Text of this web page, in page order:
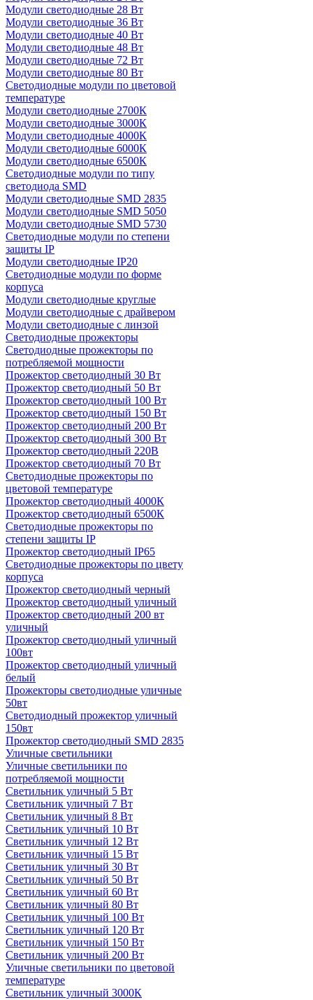
Модули светодиодные 28 Вт
Модули светодиодные 36 Вт
Модули светодиодные 40 Вт
Модули светодиодные 48 Вт
Модули светодиодные 72 Вт
Модули светодиодные 80 Вт
Светодиодные модули по цветовой
температуре
Модули светодиодные 2700К
Модули светодиодные 3000К
Модули светодиодные 4000К
Модули светодиодные 6000К
Модули светодиодные 6500К
Светодиодные модули по типу
светодиода SMD
Модули светодиодные SMD 2835
Модули светодиодные SMD 5050
Модули светодиодные SMD 5730
Светодиодные модули по степени
защиты IP
Модули светодиодные IP20
Светодиодные модули по форме
корпуса
Модули светодиодные круглые
Модули светодиодные с драйвером
Модули светодиодные с линзой
Светодиодные прожекторы
Светодиодные прожекторы по
потребляемой мощности
Прожектор светодиодный 30 Вт
Прожектор светодиодный 50 Вт
Прожектор светодиодный 100 Вт
Прожектор светодиодный 150 Вт
Прожектор светодиодный 200 Вт
Прожектор светодиодный 300 Вт
Прожектор светодиодный 220В
Прожектор светодиодный 70 Вт
Светодиодные прожекторы по
цветовой температуре
Прожектор светодиодный 4000К
Прожектор светодиодный 6500К
Светодиодные прожекторы по
степени защиты IP
Прожектор светодиодный IP65
Светодиодные прожекторы по цвету
корпуса
Прожектор светодиодный черный
Прожектор светодиодный уличный
Прожектор светодиодный 200 вт
уличный
Прожектор светодиодный уличный
100вт
Прожектор светодиодный уличный
белый
Прожекторы светодиодные уличные
50вт
Светодиодный прожектор уличный
150вт
Прожектор светодиодный SMD 2835
Уличные светильники
Уличные светильники по
потребляемой мощности
Светильник уличный 5 Вт
Светильник уличный 7 Вт
Светильник уличный 8 Вт
Светильник уличный 10 Вт
Светильник уличный 12 Вт
Светильник уличный 15 Вт
Светильник уличный 30 Вт
Светильник уличный 50 Вт
Светильник уличный 60 Вт
Светильник уличный 80 Вт
Светильник уличный 100 Вт
Светильник уличный 120 Вт
Светильник уличный 150 Вт
Светильник уличный 200 Вт
Уличные светильники по цветовой
температуре
Cветильник уличный 3000К